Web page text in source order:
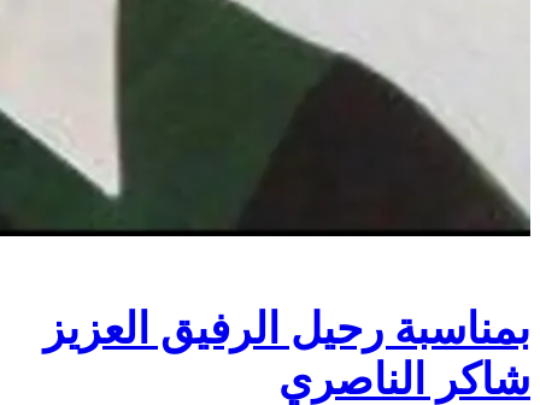
بمناسبة رحيل الرفيق العزيز
شاكر الناصري